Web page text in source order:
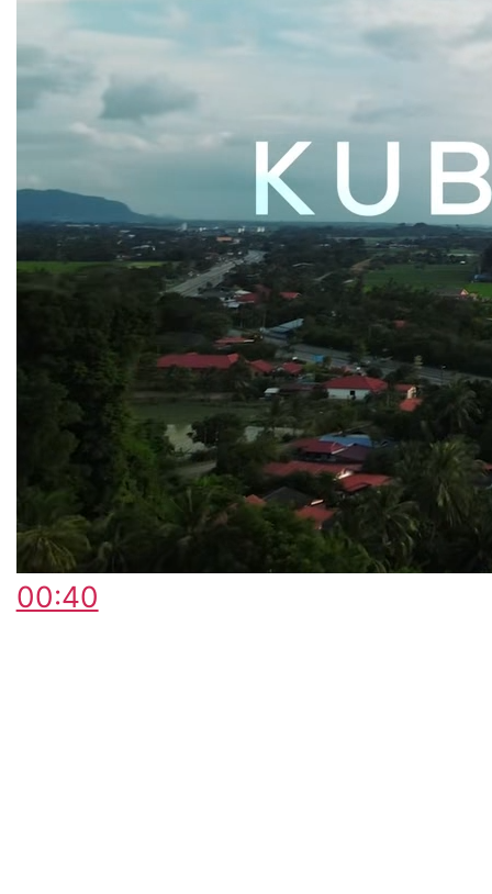
00:40